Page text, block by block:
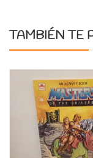
TAMBIÉN TE